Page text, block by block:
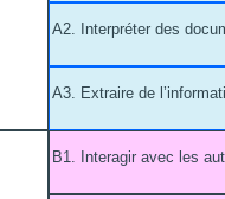
A2. Interpréter des
A3. Extraire de
B1. Interagir avec les